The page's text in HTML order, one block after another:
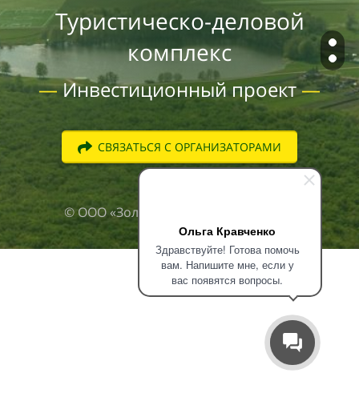
Ольга Кравченко
Здравствуйте! Готова помочь
вам. Напишите мне, если у
вас появятся вопросы.
Туристическо-деловой
комплекс
—Инвестиционный проект—
СВЯЗАТЬСЯ С ОРГАНИЗАТОРАМИ
© ООО «Золотой Курай» • 2016 - 2017